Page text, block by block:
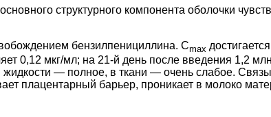
структурного компонента оболочки
бензилпенициллина. Cmax
0,12 мкг/мл; на 21-й день после введения 1,2
— полное, в ткани — очень слабое.
плацентарный барьер, проникает в молоко